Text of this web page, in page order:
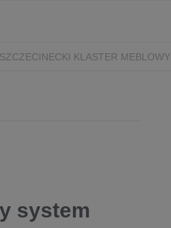
SZCZECINECKI KLASTER MEBLOWY
system